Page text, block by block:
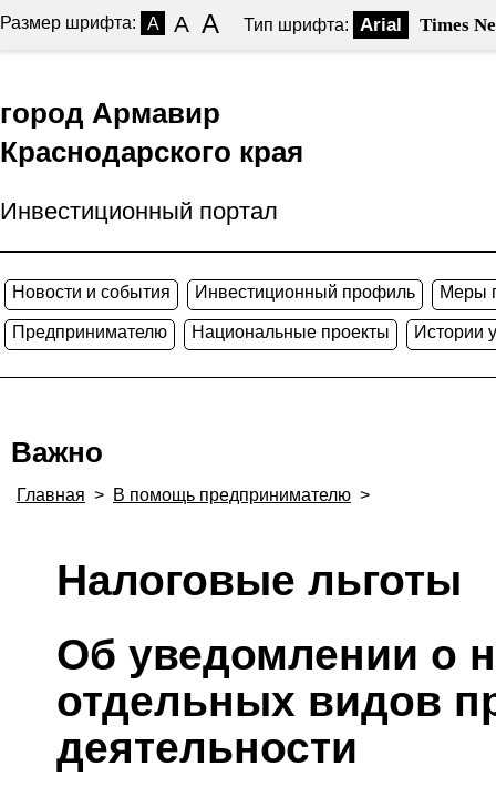
Размер шрифта: A A A Тип шрифта: Arial Times
город Армавир
Краснодарского края
Инвестиционный портал
Новости и события Инвестиционный профиль Меры
Предпринимателю Национальные проекты Истории
Важно
Главная > В помощь предпринимателю >
Налоговые льготы
Об уведомлении о
отдельных видов
деятельности